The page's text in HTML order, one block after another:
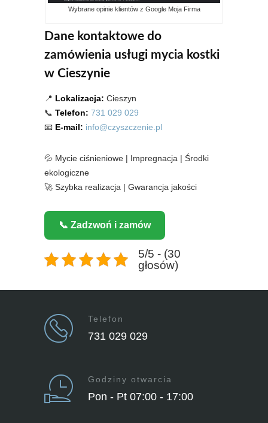
Wybrane opinie klientów z Google Moja Firma
Dane kontaktowe do
zamówienia usługi mycia kostki
w Cieszynie
📍 Lokalizacja: Cieszyn
📞 Telefon: 731 029 029
📧 E-mail: info@czyszczenie.pl
💦 Mycie ciśnieniowe | Impregnacja | Środki
ekologiczne
🚀 Szybka realizacja | Gwarancja jakości
📞 Zadzwoń i zamów
5/5 - (30
głosów)
Telefon
731 029 029
Godziny otwarcia
Pon - Pt 07:00 - 17:00